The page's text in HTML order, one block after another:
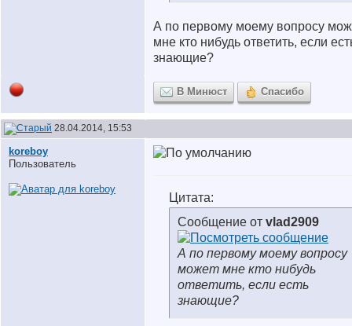
А по первому моему вопросу
мне кто нибудь ответить, если
знающие?
В Минюст Спасибо
28.04.2014, 15:53
koreboy
Пользователь
Цитата:
Сообщение от vlad2909
А по первому моему вопросу
может мне кто нибудь
ответить, если есть
знающие?